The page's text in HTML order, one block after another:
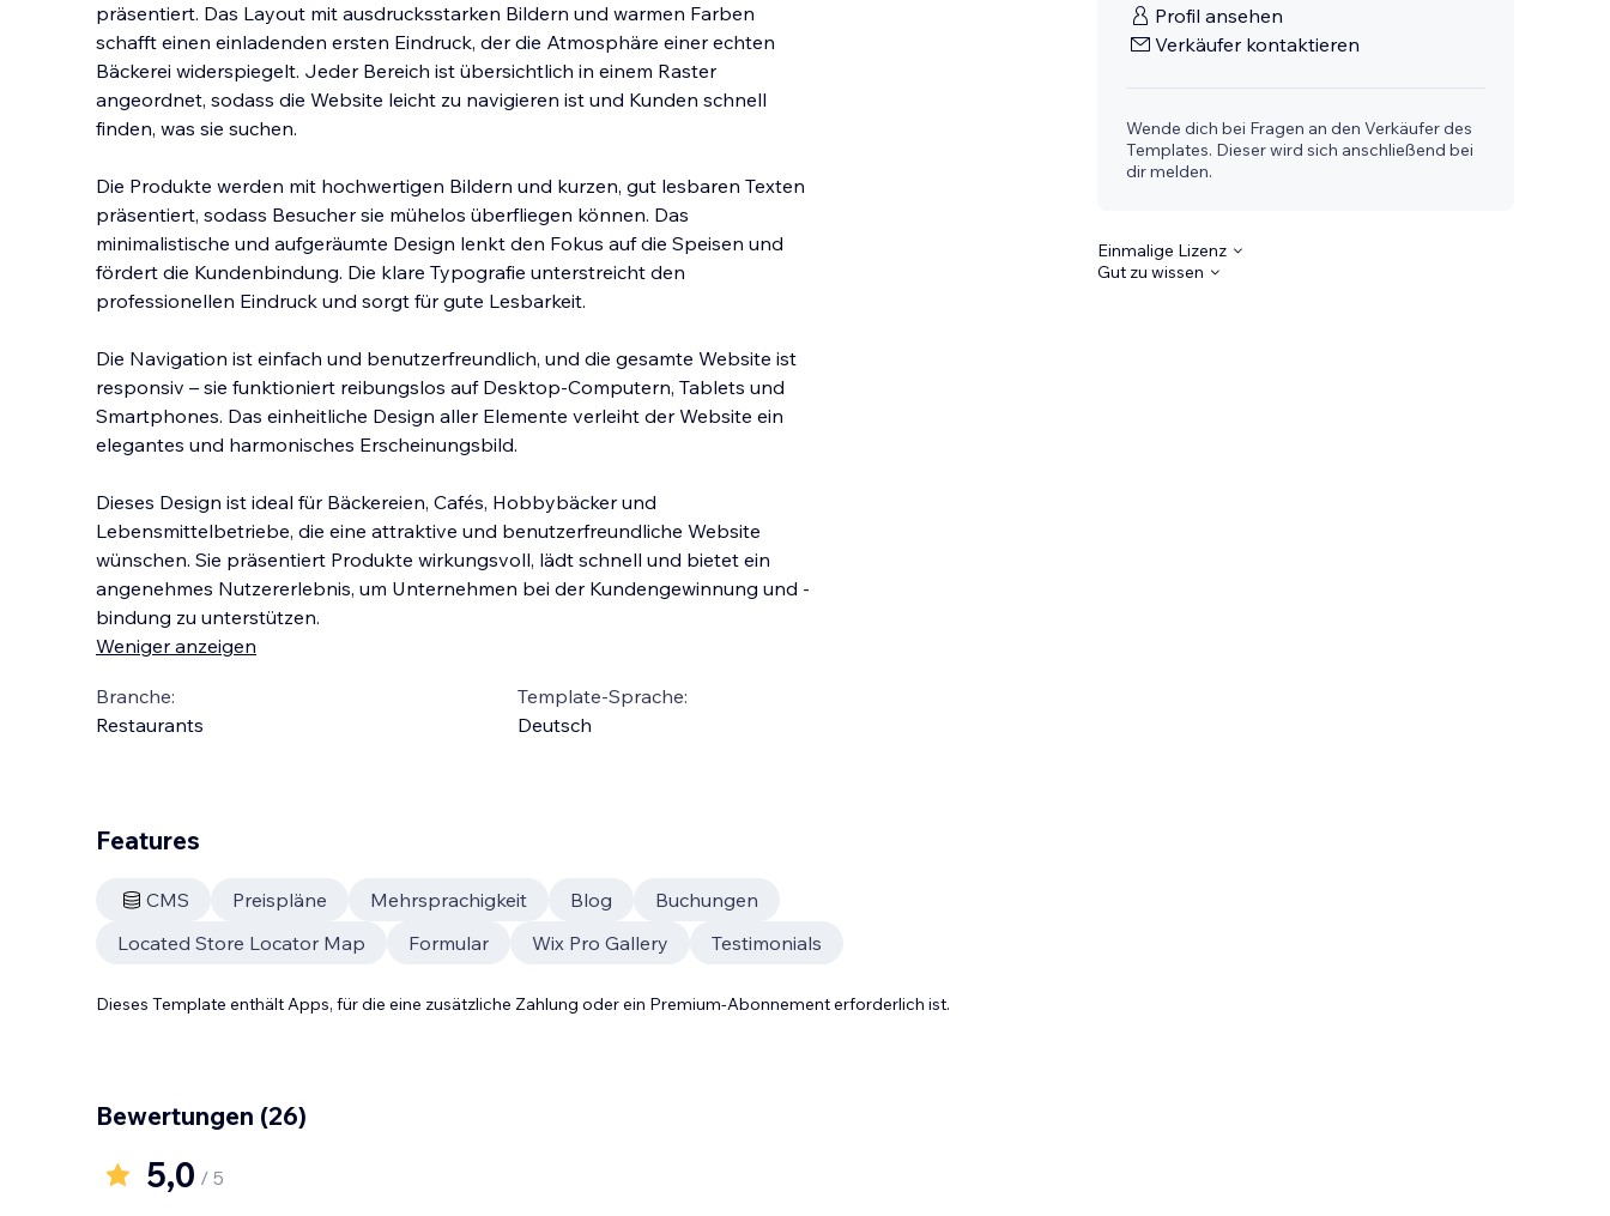
präsentiert. Das Layout mit ausdrucksstarken Bildern und warmen Farben
schafft einen einladenden ersten Eindruck, der die Atmosphäre einer echten
Bäckerei widerspiegelt. Jeder Bereich ist übersichtlich in einem Raster
angeordnet, sodass die Website leicht zu navigieren ist und Kunden schnell
finden, was sie suchen.
Die Produkte werden mit hochwertigen Bildern und kurzen, gut lesbaren Texten
präsentiert, sodass Besucher sie mühelos überfliegen können. Das
minimalistische und aufgeräumte Design lenkt den Fokus auf die Speisen und
fördert die Kundenbindung. Die klare Typografie unterstreicht den
professionellen Eindruck und sorgt für gute Lesbarkeit.
Die Navigation ist einfach und benutzerfreundlich, und die gesamte Website ist
responsiv – sie funktioniert reibungslos auf Desktop-Computern, Tablets und
Smartphones. Das einheitliche Design aller Elemente verleiht der Website ein
elegantes und harmonisches Erscheinungsbild.
Dieses Design ist ideal für Bäckereien, Cafés, Hobbybäcker und
Lebensmittelbetriebe, die eine attraktive und benutzerfreundliche Website
wünschen. Sie präsentiert Produkte wirkungsvoll, lädt schnell und bietet ein
angenehmes Nutzererlebnis, um Unternehmen bei der Kundengewinnung und -
bindung zu unterstützen.
Weniger anzeigen
Branche:
Restaurants
Template-Sprache:
Deutsch
Profil ansehen
Verkäufer kontaktieren
Wende dich bei Fragen an den Verkäufer des
Templates. Dieser wird sich anschließend bei
dir melden.
Einmalige Lizenz
Gut zu wissen
Features
CMS Preispläne Mehrsprachigkeit Blog
Buchungen
Located Store Locator Map
Formular Wix Pro Gallery Testimonials
Dieses Template enthält Apps, für die eine zusätzliche Zahlung oder ein Premium-Abonnement erforderlich ist.
Bewertungen (26)
5,0 / 5